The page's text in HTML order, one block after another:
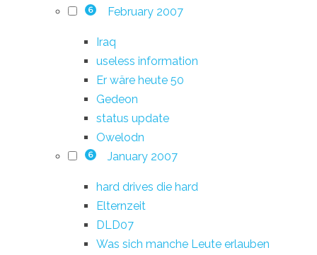
6 February 2007
Iraq
useless information
Er wäre heute 50
Gedeon
status update
Owelodn
6 January 2007
hard drives die hard
Elternzeit
DLD07
Was sich manche Leute erlauben